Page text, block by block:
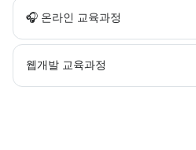
🎧 온라인 교육과정
웹개발 교육과정